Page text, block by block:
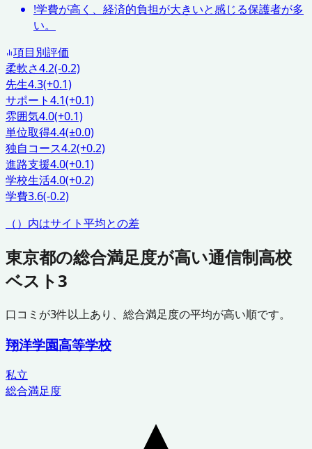
!学費が高く、経済的負担が大きいと感じる保護者が多
い。
項目別評価
柔軟さ4.2(-0.2)
先生4.3(+0.1)
サポート4.1(+0.1)
雰囲気4.0(+0.1)
単位取得4.4(±0.0)
独自コース4.2(+0.2)
進路支援4.0(+0.1)
学校生活4.0(+0.2)
学費3.6(-0.2)
（）内はサイト平均との差
東京都の総合満足度が高い通信制高校
ベスト3
口コミが3件以上あり、総合満足度の平均が高い順です。
翔洋学園高等学校
私立
総合満足度